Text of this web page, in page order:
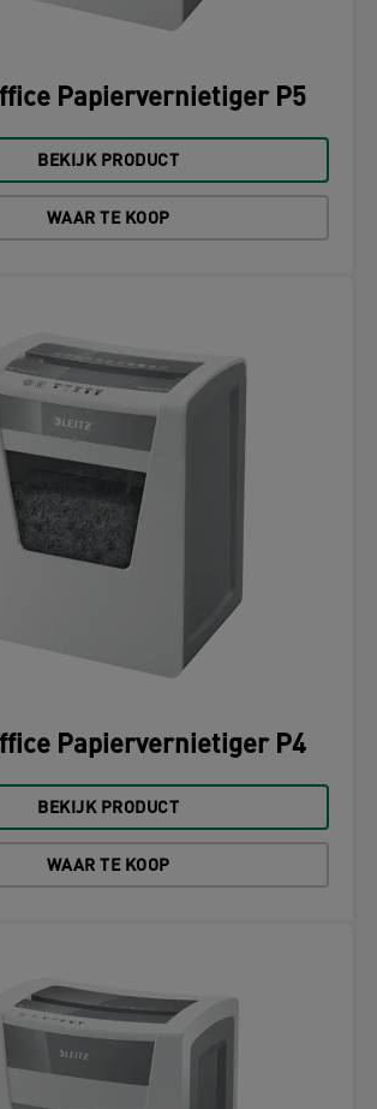
Papiervernietiger P5
BEKIJK PRODUCT
WAAR TE KOOP
Papiervernietiger P4
BEKIJK PRODUCT
WAAR TE KOOP